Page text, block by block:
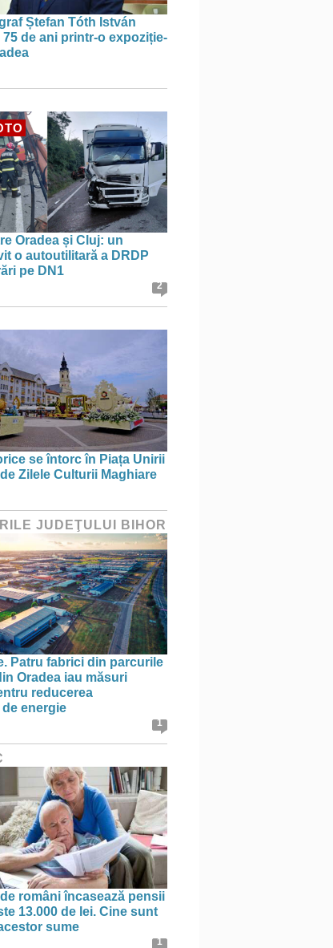
Ștefan Tóth István
de ani printr-o expoziție-
Oradea și Cluj: un
o autoutilitară a DRDP
pe DN1
2
se întorc în Piața Unirii
Zilele Culturii Maghiare
JUDEŢULUI BIHOR
Patru fabrici din parcurile
Oradea iau măsuri
reducerea
energie
1
români încasează pensii
13.000 de lei. Cine sunt
sume
1